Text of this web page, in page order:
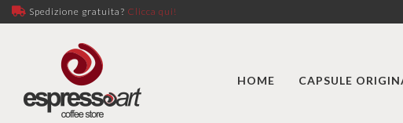
Spedizione gratuita? Clicca qui!
HOME CAPSULE